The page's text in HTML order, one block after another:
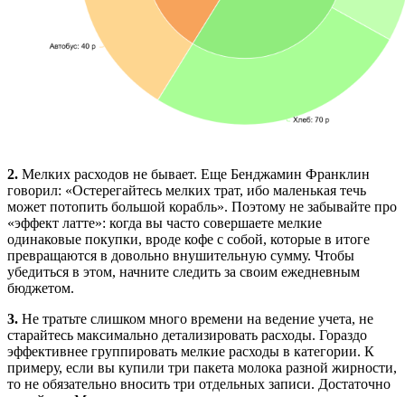
2. Мелких расходов не бывает. Еще Бенджамин Франклин
говорил: «Остерегайтесь мелких трат, ибо маленькая течь
может потопить большой корабль». Поэтому не забывайте про
«эффект латте»: когда вы часто совершаете мелкие
одинаковые покупки, вроде кофе с собой, которые в итоге
превращаются в довольно внушительную сумму. Чтобы
убедиться в этом, начните следить за своим ежедневным
бюджетом.
3. Не тратьте слишком много времени на ведение учета, не
старайтесь максимально детализировать расходы. Гораздо
эффективнее группировать мелкие расходы в категории. К
примеру, если вы купили три пакета молока разной жирности,
то не обязательно вносить три отдельных записи. Достаточно